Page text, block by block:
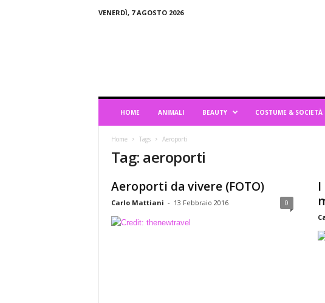
VENERDÌ, 7 AGOSTO 2026
HOME ANIMALI BEAUTY COSTUME & SOCIETÀ
Home Tags Aeroporti
Tag: aeroporti
Aeroporti da vivere (FOTO)
Carlo Mattiani - 13 Febbraio 2016 0